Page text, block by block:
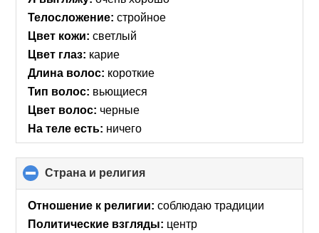
Телосложение: стройное
Цвет кожи: светлый
Цвет глаз: карие
Длина волос: короткие
Тип волос: вьющиеся
Цвет волос: черные
На теле есть: ничего
Страна и религия
to
collapse
contents
Отношение к религии: соблюдаю традиции
Политические взгляды: центр